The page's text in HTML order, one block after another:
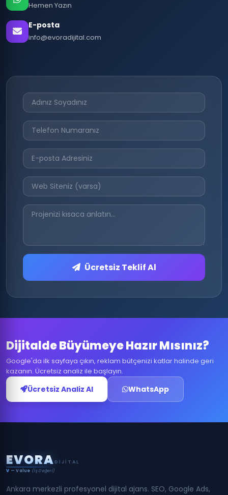
Hemen Yazın
E-posta
info@evoradijital.com
Ücretsiz Teklif Al
Dijitalde Büyümeye Hazır Mısınız?
Google'da ilk sayfaya çıkın, reklam bütçenizi katlar halinde geri
kazanın. Ücretsiz analiz ile başlayın.
Ücretsiz Analiz Al WhatsApp
EVORA DIJITAL
V — Value (İş Değeri)
Ankara merkezli profesyonel dijital ajans. SEO, Google Ads,